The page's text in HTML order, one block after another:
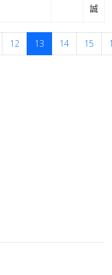
誠
12 13 14 15